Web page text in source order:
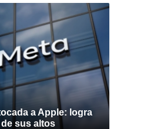
a Apple: logra
sus altos